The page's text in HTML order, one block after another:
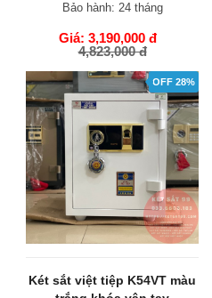
Bảo hành: 24 tháng
Giá: 3,190,000 đ
4,823,000 đ
GIỎ HÀNG
OFF 28%
Két sắt việt tiệp K54VT màu